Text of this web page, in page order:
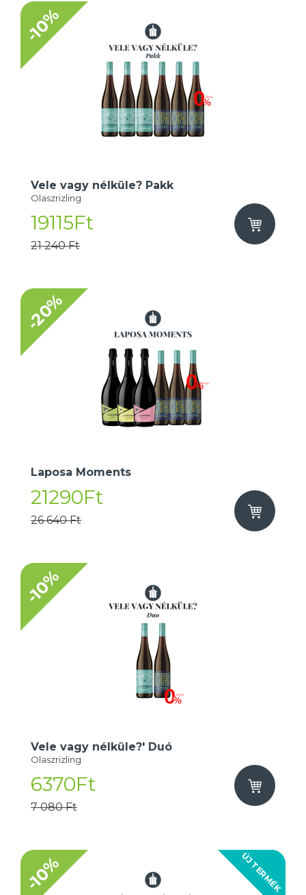
-10%
Vele vagy nélküle? Pakk
Olaszrizling
19115Ft
21 240 Ft
-20%
Laposa Moments
21290Ft
26 640 Ft
-10%
Vele vagy nélküle?' Duó
Olaszrizling
6370Ft
7 080 Ft
ÚJ TERMÉK
-10%